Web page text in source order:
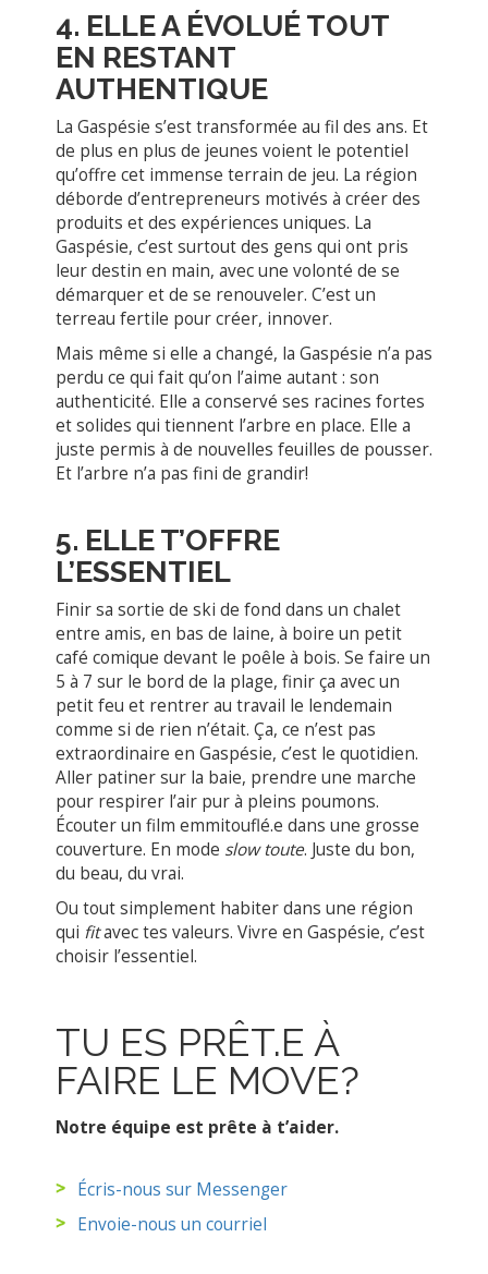
4. ELLE A ÉVOLUÉ TOUT
EN RESTANT
AUTHENTIQUE
La Gaspésie s’est transformée au fil des ans. Et
de plus en plus de jeunes voient le potentiel
qu’offre cet immense terrain de jeu. La région
déborde d’entrepreneurs motivés à créer des
produits et des expériences uniques. La
Gaspésie, c’est surtout des gens qui ont pris
leur destin en main, avec une volonté de se
démarquer et de se renouveler. C’est un
terreau fertile pour créer, innover.
Mais même si elle a changé, la Gaspésie n’a pas
perdu ce qui fait qu’on l’aime autant : son
authenticité. Elle a conservé ses racines fortes
et solides qui tiennent l’arbre en place. Elle a
juste permis à de nouvelles feuilles de pousser.
Et l’arbre n’a pas fini de grandir!
5. ELLE T’OFFRE
L’ESSENTIEL
Finir sa sortie de ski de fond dans un chalet
entre amis, en bas de laine, à boire un petit
café comique devant le poêle à bois. Se faire un
5 à 7 sur le bord de la plage, finir ça avec un
petit feu et rentrer au travail le lendemain
comme si de rien n’était. Ça, ce n’est pas
extraordinaire en Gaspésie, c’est le quotidien.
Aller patiner sur la baie, prendre une marche
pour respirer l’air pur à pleins poumons.
Écouter un film emmitouflé.e dans une grosse
couverture. En mode slow toute. Juste du bon,
du beau, du vrai.
Ou tout simplement habiter dans une région
qui fitavec tes valeurs. Vivre en Gaspésie, c’est
choisir l’essentiel.
TU ES PRÊT.E À
FAIRE LE MOVE?
Notre équipe est prête à t’aider.
Écris-nous sur Messenger
Envoie-nous un courriel